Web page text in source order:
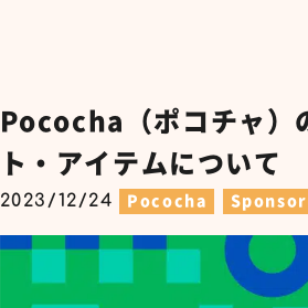
Pococha（ポコチャ）
ト・アイテムについて
2023/12/24 Pococha